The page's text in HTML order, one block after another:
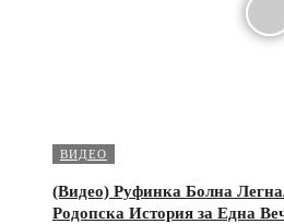
ВИДЕО
(Видео) Руфинка Болна
Родопска История за Една